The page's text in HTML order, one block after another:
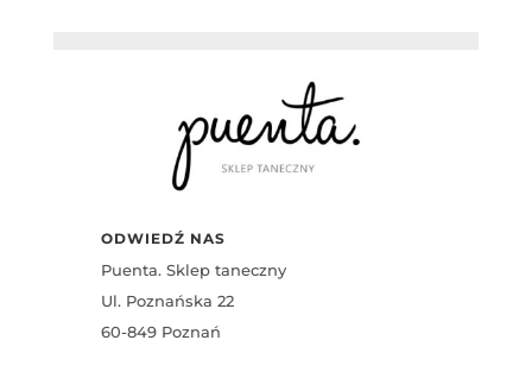
ODWIEDŹ NAS
Puenta. Sklep taneczny
Ul. Poznańska 22
60-849 Poznań